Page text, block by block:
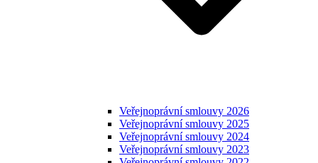
Veřejnoprávní smlouvy 2026
Veřejnoprávní smlouvy 2025
Veřejnoprávní smlouvy 2024
Veřejnoprávní smlouvy 2023